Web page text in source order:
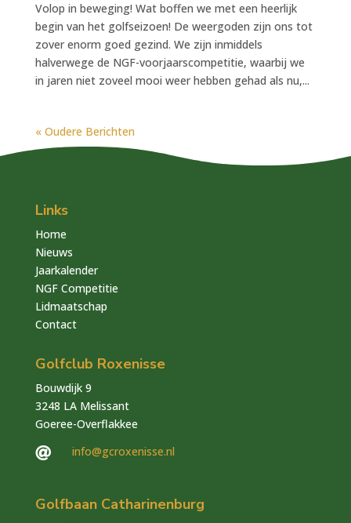
Volop in beweging! Wat boffen we met een heerlijk
begin van het golfseizoen! De weergoden zijn ons tot
zover enorm goed gezind. We zijn inmiddels
halverwege de NGF-voorjaarscompetitie, waarbij we
in jaren niet zoveel mooi weer hebben gehad als nu,...
« Oudere Berichten
Links
Home
Nieuws
Jaarkalender
NGF Competitie
Lidmaatschap
Contact
Golfclub Roxenisse
Bouwdijk 9
3248 LA Melissant
Goeree-Overflakkee
 info@gcroxenisse.nl
Golfbaan Catharinenburg